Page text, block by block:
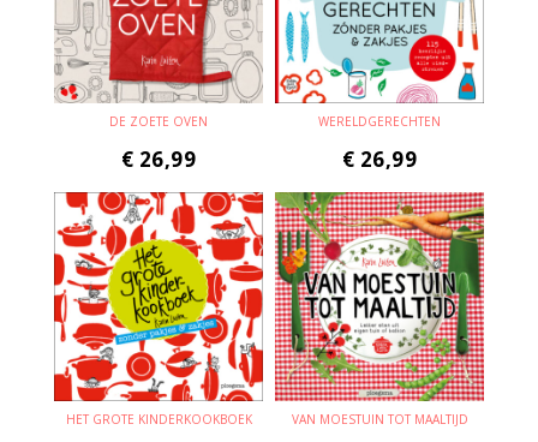
DE ZOETE OVEN
€ 26,99
WERELDGERECHTEN
€ 26,99
HET GROTE KINDERKOOKBOEK VAN MOESTUIN TOT MAALTIJD